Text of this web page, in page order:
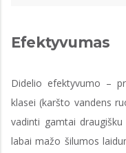
Efektyvumas
Didelio efektyvumo –
klasei (karšto vandens
vadinti gamtai
labai mažo šilumos